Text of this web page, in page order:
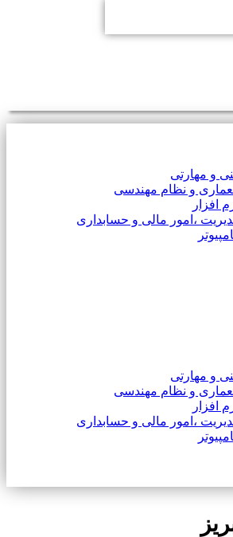
و مهارتی
و نظام مهندسی
افزار
،امور مالی و حسابداری
و مهارتی
و نظام مهندسی
افزار
،امور مالی و حسابداری